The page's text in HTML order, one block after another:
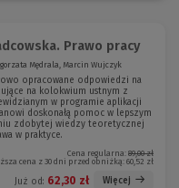
Prawo pracy
Mędrala, Marcin Wujczyk
opracowane odpowiedzi na
na kolokwium ustnym z
w programie aplikacji
doskonałą pomoc w lepszym
zdobytej wiedzy teoretycznej
w praktyce.
Cena regularna: 89,00 zł
cena z 30 dni przed obniżką:60,52 zł
Już od: 62,30 zł Więcej